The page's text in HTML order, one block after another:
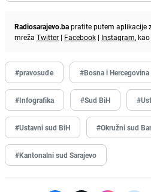
Radiosarajevo.bapratite putem aplikacije
mreža Twitter | Facebook | Instagram,
#pravosuđe #Bosna i Hercegovina
#Infografika #Sud BiH
#Ustavni sud BiH #Okružni sud
#Kantonalni sud Sarajevo